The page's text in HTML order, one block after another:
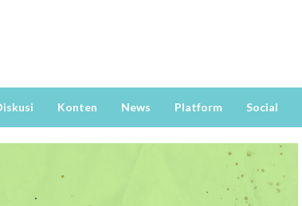
Konten News Platform Social